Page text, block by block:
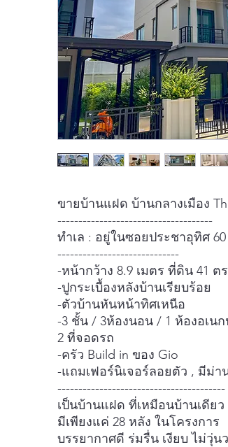
ขายบ้านแฝด บ้านกลางเมือง
-------------------------------------
ทำเล : อยู่ในซอยประชาอุทิศ 60
-----------------------------
-หน้ากว้าง 8.9 เมตร ที่ดิน 41 ต
-ปูกระเบื้องหลังบ้านเรียบร้อย
-ตัวบ้านหันหน้าทิศเหนือ
-3 ชั้น / 3ห้องนอน / 1 ห้องอเน
2 ที่จอดรถ
-ครัว Build in ของ Gio
-แถมเฟอร์นิเจอร์ลอยตัว , มีม่า
----------------------------------------
เป็นบ้านแฝด ที่เหมือนบ้านเดียว
มีเพียงแค่ 28 หลัง ในโครงการ
บรรยากาศดี ร่มรื่น เงียบ ไม่วุ่น